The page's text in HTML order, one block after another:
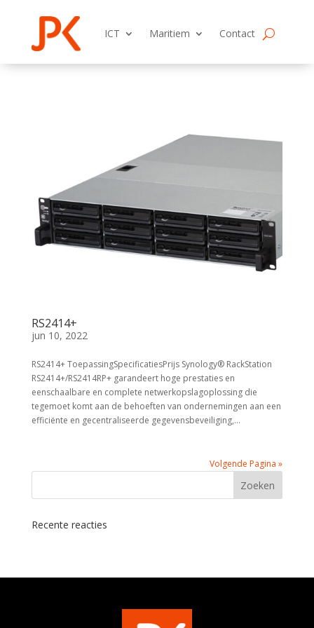
ICT Maritiem Contact
RS2414+
jun 10, 2022
RS2414+ ToepassingSpecificatiesPrijs Synology® RackStation
RS2414+/RS2414RP+ garandeert hoge prestaties en
eenschaalbare en complete netwerkopslagoplossing die
tegemoet komt aan de behoeften van ondernemingen aan een
efficiënte en gecentraliseerde gegevensbeveiliging,...
Volgende Pagina »
Recente reacties